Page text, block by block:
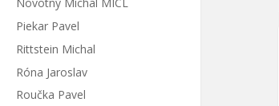
Piekar Pavel
Rittstein Michal
Róna Jaroslav
Roučka Pavel